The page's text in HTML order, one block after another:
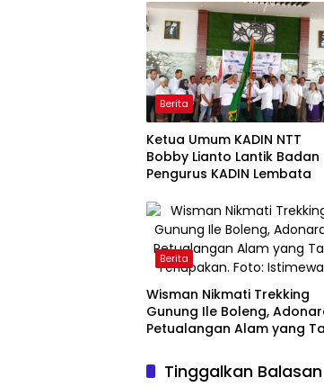
Berita
Ketua Umum KADIN NTT
Bobby Lianto Lantik Badan
Pengurus KADIN Lembata
Berita
Wisman Nikmati Trekking
Gunung Ile Boleng,
Petualangan Alam yang
Tinggalkan Balasan